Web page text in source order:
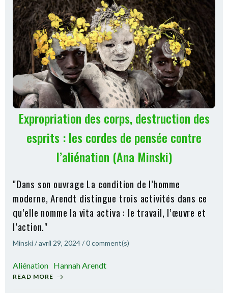
Expropriation des corps, destruction des
esprits : les cordes de pensée contre
l’aliénation (Ana Minski)
"Dans son ouvrage La condition de l’homme
moderne, Arendt distingue trois activités dans ce
qu’elle nomme la vita activa : le travail, l’œuvre et
l’action."
Minski/avril 29, 2024/0comment(s)
Aliénation Hannah Arendt
READ MORE